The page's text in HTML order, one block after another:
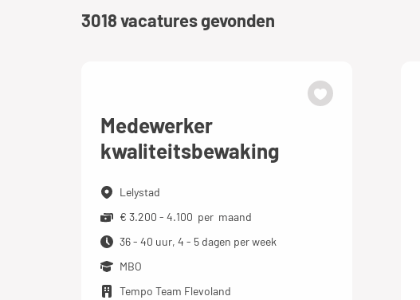
3018vacatures gevonden
Medewerker
kwaliteitsbewaking
Lelystad
€ 3.200 - 4.100 per maand
36 - 40 uur, 4 - 5 dagen per week
MBO
Tempo Team Flevoland